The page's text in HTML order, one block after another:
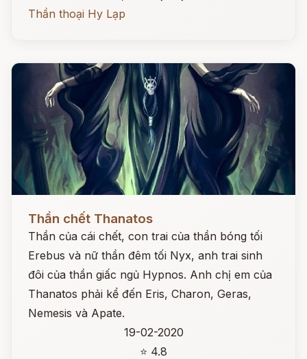
Thần thoại Hy Lạp
Đọc ngay
Thần chết Thanatos
Thần của cái chết, con trai của thần bóng tối
Erebus và nữ thần đêm tối Nyx, anh trai sinh
đôi của thần giấc ngủ Hypnos. Anh chị em của
Thanatos phải kể đến Eris, Charon, Geras,
Nemesis và Apate.
19-02-2020
⭐ 4.8